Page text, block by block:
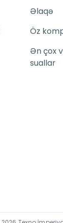
Əlaqə
Öz
Ən çox
suallar